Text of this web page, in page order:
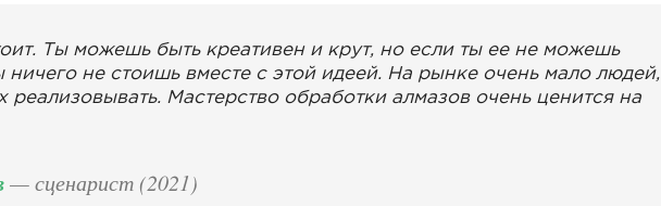
Ты можешь быть креативен и крут, но если ты ее не можешь
ничего не стоишь вместе с этой идеей. На рынке очень мало людей,
реализовывать. Мастерство обработки алмазов очень ценится на
— сценарист (2021)